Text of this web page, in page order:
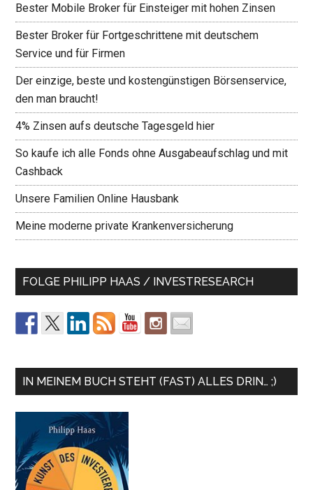
Bester Mobile Broker für Einsteiger mit hohen Zinsen
Bester Broker für Fortgeschrittene mit deutschem
Service und für Firmen
Der einzige, beste und kostengünstigen Börsenservice,
den man braucht!
4% Zinsen aufs deutsche Tagesgeld hier
So kaufe ich alle Fonds ohne Ausgabeaufschlag und mit
Cashback
Unsere Familien Online Hausbank
Meine moderne private Krankenversicherung
FOLGE PHILIPP HAAS / INVESTRESEARCH
IN MEINEM BUCH STEHT (FAST) ALLES DRIN… ;)